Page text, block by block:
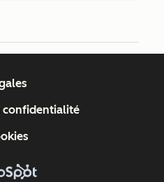
confidentialité